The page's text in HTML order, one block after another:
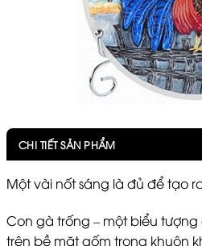
CHI TIẾT SẢN PHẨM
Một vài nốt sáng là đủ để tạo
Con gà trống – một biểu
trên bề mặt gốm trong khuôn